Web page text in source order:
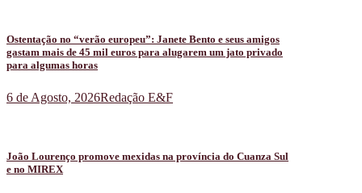
Ostentação no “verão europeu”: Janete Bento e seus amigos
gastam mais de 45 mil euros para alugarem um jato privado
para algumas horas
6 de Agosto, 2026Redação E&F
João Lourenço promove mexidas na província do Cuanza Sul
e no MIREX